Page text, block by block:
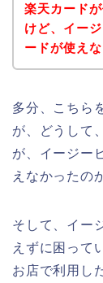
楽天カード
けど、イー
ードが使え
多分、こちら
が、どうして
が、イージー
えなかったの
そして、イー
えずに困って
お店で利用し